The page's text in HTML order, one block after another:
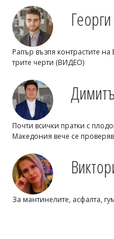
кафето
Рапър възпя контрастите на
трите черти (ВИДЕО)
Почти всички пратки с
Македония вече се
За мантинелите, асфалта,